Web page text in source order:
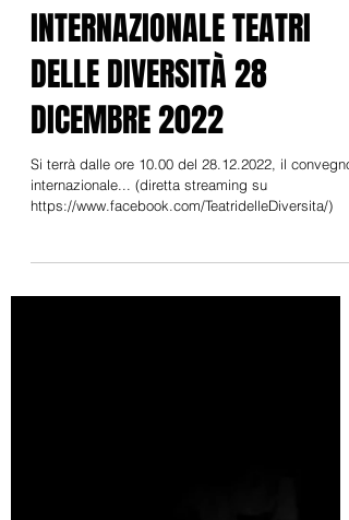
TEATRI DI INTERAZIONE
SOCIALE -XXIII CONVEGNO
INTERNAZIONALE TEATRI
DELLE DIVERSITÀ 28
DICEMBRE 2022
Si terrà dalle ore 10.00 del 28.12.2022, il convegno
https://www.facebook.com/TeatridelleDiversita/)